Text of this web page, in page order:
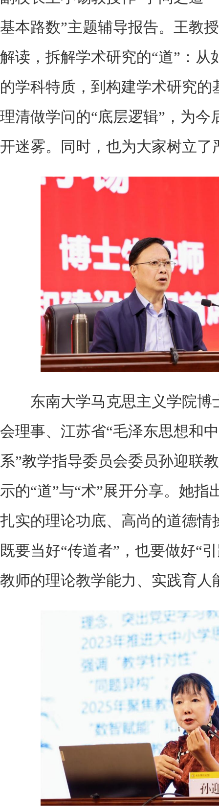
基本路数”主题辅导报告。王教
解读，拆解学术研究的“道”：从
的学科特质，到构建学术研究
理清做学问的“底层逻辑”，为今
开迷雾。同时，也为大家树立了
东南大学马克思主义学院博
会理事、江苏省“毛泽东思想和
系”教学指导委员会委员孙迎联
示的“道”与“术”展开分享。她指
扎实的理论功底、高尚的道德情
既要当好“传道者”，也要做好“
教师的理论教学能力、实践育人